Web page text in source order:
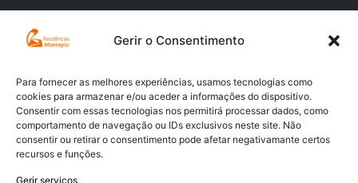
Gerir o Consentimento
Para fornecer as melhores experiências, usamos tecnologias como
cookies para armazenar e/ou aceder a informações do dispositivo.
Consentir com essas tecnologias nos permitirá processar dados, como
comportamento de navegação ou IDs exclusivos neste site. Não
consentir ou retirar o consentimento pode afetar negativamante certos
recursos e funções.
Gerir serviços
APOIO AO CLIENTE
Meios de pagamento
Compra segura
Campanhas promocionais